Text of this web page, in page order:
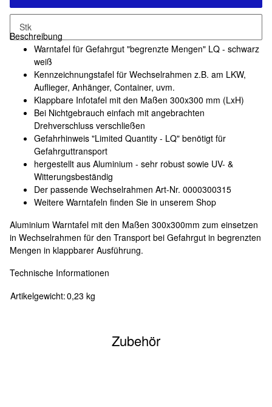
Stk
Beschreibung
Warntafel für Gefahrgut "begrenzte Mengen" LQ - schwarz
weiß
Kennzeichnungstafel für Wechselrahmen z.B. am LKW,
Auflieger, Anhänger, Container, uvm.
Klappbare Infotafel mit den Maßen 300x300 mm (LxH)
Bei Nichtgebrauch einfach mit angebrachten
Drehverschluss verschließen
Gefahrhinweis "Limited Quantity - LQ" benötigt für
Gefahrguttransport
hergestellt aus Aluminium - sehr robust sowie UV- &
Witterungsbeständig
Der passende Wechselrahmen Art-Nr. 0000300315
Weitere Warntafeln finden Sie in unserem Shop
Aluminium Warntafel mit den Maßen 300x300mm zum einsetzen
in Wechselrahmen für den Transport bei Gefahrgut in begrenzten
Mengen in klappbarer Ausführung.
Technische Informationen
Artikelgewicht:0,23 kg
Zubehör